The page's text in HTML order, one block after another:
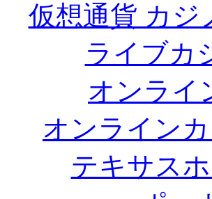
仮想通貨 カジ
ライブカ
オンライ
オンライン
テキサス